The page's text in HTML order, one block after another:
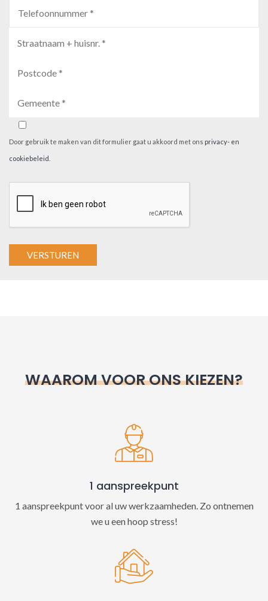
Door gebruik te maken van dit formulier gaat u akkoord met ons privacy- en
cookiebeleid
WAAROM VOOR ONS KIEZEN?
1 aanspreekpunt
1 aanspreekpunt voor al uw werkzaamheden. Zo ontnemen
we u een hoop stress!